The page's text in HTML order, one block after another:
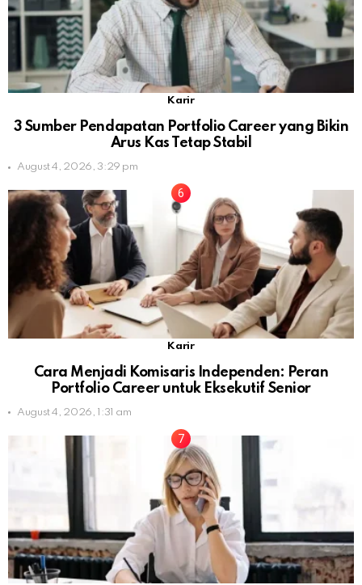
Karir
3 Sumber Pendapatan Portfolio Career yang Bikin
Arus Kas Tetap Stabil
August 4, 2026, 3:29 pm
Karir
Cara Menjadi Komisaris Independen: Peran
Portfolio Career untuk Eksekutif Senior
August 4, 2026, 1:31 am